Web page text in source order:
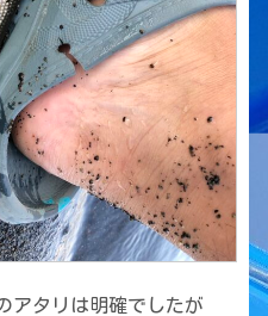
アタリは明確でしたが